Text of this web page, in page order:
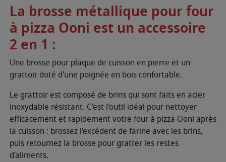
La brosse métallique pour four
à pizza Ooni est un accessoire
2 en 1 :
Une brosse pour plaque de cuisson en pierre et un
grattoir doté d'une poignée en bois confortable.
Le grattoir est composé de brins qui sont faits en acier
inoxydable résistant. C'est l'outil idéal pour nettoyer
efficacement et rapidement votre four à pizza Ooni après
la cuisson : brossez l'excédent de farine avec les brins,
puis retournez la brosse pour gratter les restes
d'aliments.